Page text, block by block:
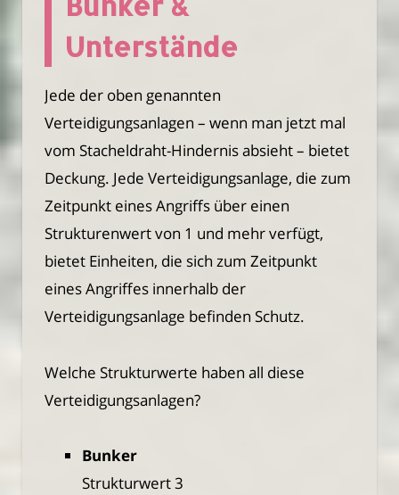
Unterstände
Jede der oben genannten
Verteidigungsanlagen – wenn man jetzt mal
vom Stacheldraht-Hindernis absieht – bietet
Deckung. Jede Verteidigungsanlage, die zum
Zeitpunkt eines Angriffs über einen
Strukturenwert von 1 und mehr verfügt,
bietet Einheiten, die sich zum Zeitpunkt
eines Angriffes innerhalb der
Verteidigungsanlage befinden Schutz.
Welche Strukturwerte haben all diese
Verteidigungsanlagen?
Bunker
Strukturwert 3